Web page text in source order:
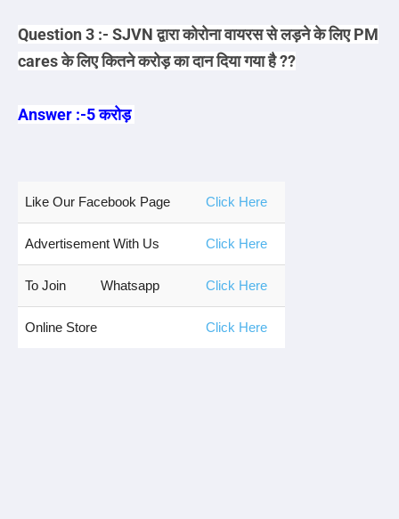
Question 3 :- SJVN द्वारा कोरोना वायरस से लड़ने के लिए PM
cares के लिए कितने करोड़ का दान दिया गया है ??
Answer :-5 करोड़
Like Our Facebook Page Click Here
Advertisement With Us Click Here
To Join Whatsapp Click Here
Online Store Click Here